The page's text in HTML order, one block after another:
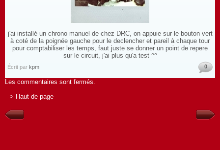
j'ai installé un chrono manuel de chez DRC, on appuie sur le bouton vert
à coté de la poignée gauche pour le declencher et pareil à chaque tour
pour comptabiliser les temps, faut juste se donner un point de repere
sur le circuit, j'ai plus qu'a test ^^
Écrit par kpm 0
Les commentaires sont fermés.
> Haut de page